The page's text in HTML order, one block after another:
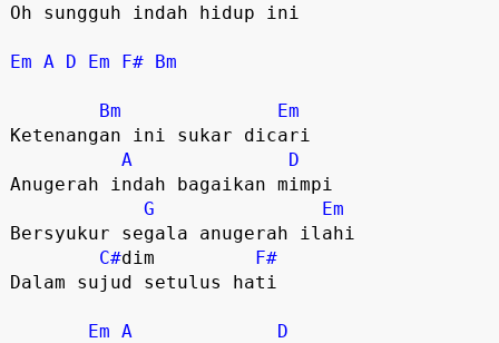
Oh sungguh indah hidup ini
Em A D Em F# Bm
Bm
Em
Ketenangan ini sukar dicari
A
D
Anugerah indah bagaikan mimpi
G
Em
Bersyukur segala anugerah ilahi
C#dim F#
Dalam sujud setulus hati
Em A
D